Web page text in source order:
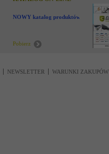
NOWY katalog produktów !
Pobierz
NEWSLETTER WARUNKI ZAKUPÓW